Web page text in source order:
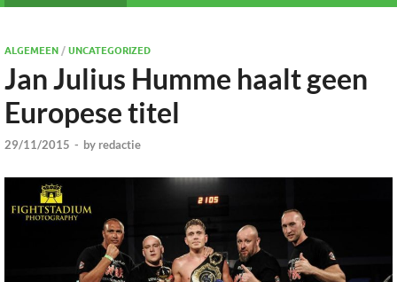
ALGEMEEN/UNCATEGORIZED
Jan Julius Humme haalt geen
Europese titel
29/11/2015 - by redactie